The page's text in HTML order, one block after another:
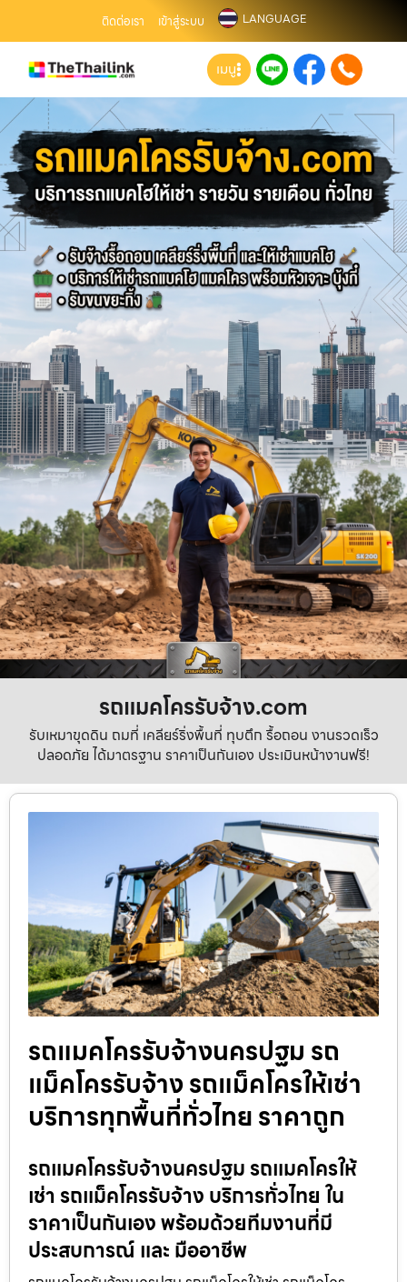
ติดต่อเรา เข้าสู่ระบบ LANGUAGE
เมนู
รถแมคโครรับจ้าง.com
รับเหมาขุดดิน ถมที่ เคลียร์ริ่งพื้นที่ ทุบตึก รื้อถอน งานรวดเร็ว
ปลอดภัย ได้มาตรฐาน ราคาเป็นกันเอง ประเมินหน้างานฟรี!
รถแมคโครรับจ้างนครปฐม รถ
แม็คโครรับจ้าง รถแม็คโครให้เช่า
บริการทุกพื้นที่ทั่วไทย ราคาถูก
รถแมคโครรับจ้างนครปฐม รถแมคโครให้
เช่า รถแม็คโครรับจ้าง บริการทั่วไทย ใน
ราคาเป็นกันเอง พร้อมด้วยทีมงานที่มี
ประสบการณ์ และ มืออาชีพ